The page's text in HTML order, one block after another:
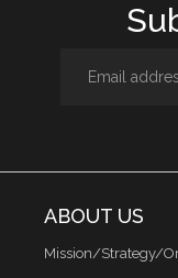
ABOUT US
Mission/Strategy/